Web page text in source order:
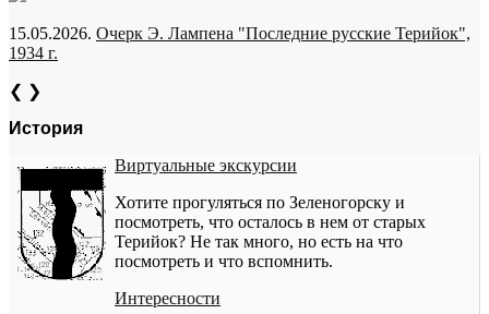
15.05.2026. Очерк Э. Лампена "Последние русские Терийок",
1934 г.
❮ ❯
История
Виртуальные экскурсии
Хотите прогуляться по Зеленогорску и
посмотреть, что осталось в нем от старых
Терийок? Не так много, но есть на что
посмотреть и что вспомнить.
Интересности